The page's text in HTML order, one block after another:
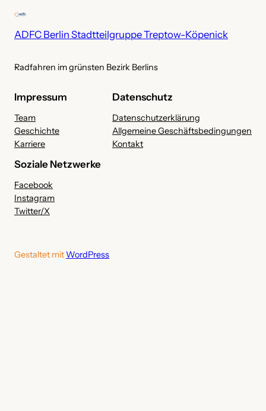
ADFC Berlin Stadtteilgruppe Treptow-Köpenick
Radfahren im grünsten Bezirk Berlins
Impressum
Team
Geschichte
Karriere
Datenschutz
Datenschutzerklärung
Allgemeine Geschäftsbedingungen
Kontakt
Soziale Netzwerke
Facebook
Instagram
Twitter/X
Gestaltet mit WordPress